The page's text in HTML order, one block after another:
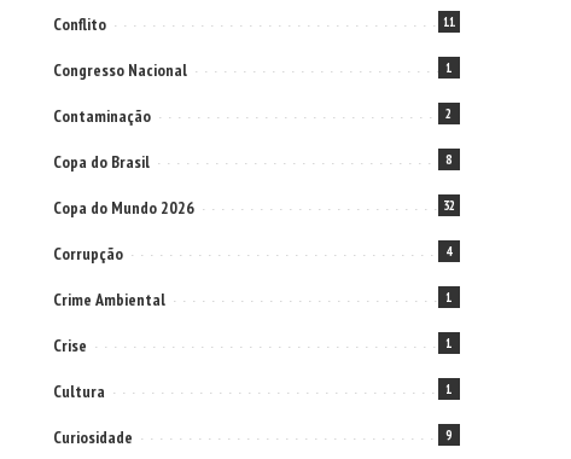
Conflito 11
Congresso Nacional 1
Contaminação 2
Copa do Brasil 8
Copa do Mundo 2026 32
Corrupção 4
Crime Ambiental 1
Crise 1
Cultura 1
Curiosidade 9